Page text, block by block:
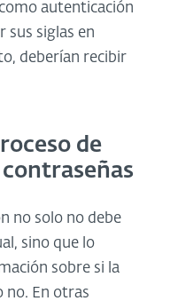
autenticación
sus siglas en
deberían recibir
de
no solo no debe
sino que lo
sobre si la
no. En otras